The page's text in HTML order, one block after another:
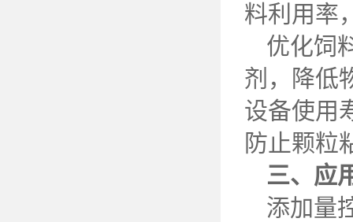
料利用率
优化饲
剂，降低
设备使用
防止颗粒
三、应
添加量